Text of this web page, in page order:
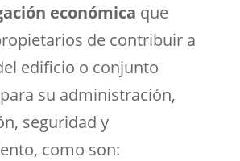
económica que
de contribuir a
edificio o conjunto
su administración,
seguridad y
como son: